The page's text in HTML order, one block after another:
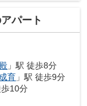
パート
」駅 徒歩8分
育 」駅 徒歩9分
歩10分